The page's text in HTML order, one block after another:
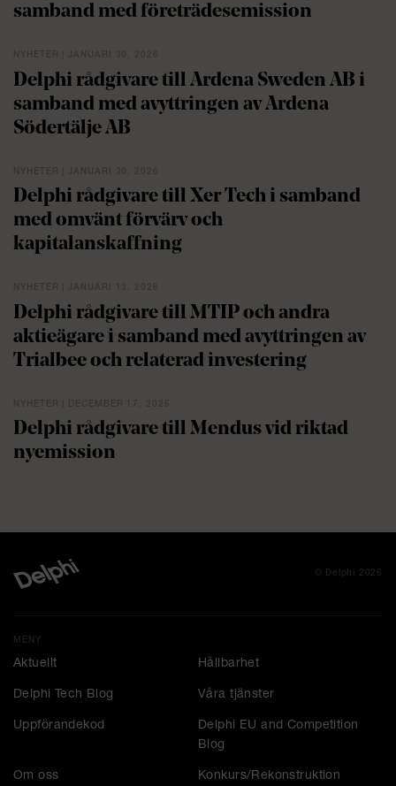
samband med företrädesemission
Delphi rådgivare till Ardena Sweden AB i
samband med avyttringen av Ardena
Södertälje AB
Delphi rådgivare till Xer Tech i samband
med omvänt förvärv och
kapitalanskaffning
Delphi rådgivare till MTIP och andra
aktieägare i samband med avyttringen av
Trialbee och relaterad investering
Delphi rådgivare till Mendus vid riktad
nyemission
© Delphi 2026
MENY
Aktuellt Hållbarhet
Delphi Tech Blog Våra tjänster
Uppförandekod
Delphi EU and Competition
Blog
Om oss Konkurs/Rekonstruktion